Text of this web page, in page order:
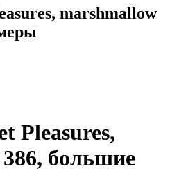
marshmallow
Pleasures,
большие